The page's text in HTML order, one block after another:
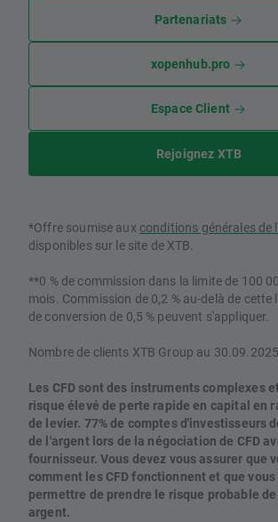
Partenariats
xopenhub.pro
Espace Client
Rejoignez XTB
*Offre soumise aux conditions générales de
disponibles sur le site de XTB.
**0 % de commission dans la limite de 100
mois. Commission de 0,2 % au-delà de cette
de conversion de 0,5 % peuvent s'appliquer.
Nombre de clients XTB Group au 30.09.2025
Les CFD sont des instruments complexes
risque élevé de perte rapide en capital en
de levier. 77% de comptes d'investisseurs
de l'argent lors de la négociation de CFD
fournisseur. Vous devez vous assurer que
comment les CFD fonctionnent et que
permettre de prendre le risque probable
argent.